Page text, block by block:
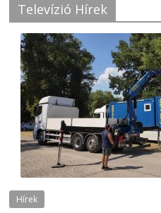
Televízió Hírek
Hírek